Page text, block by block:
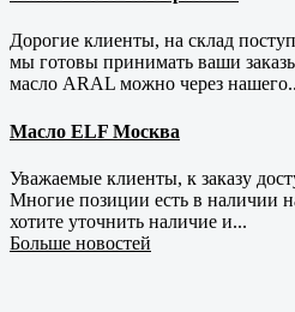
Дорогие клиенты, на склад
мы готовы принимать ваши
масло ARAL можно через
Масло ELF Москва
Уважаемые клиенты, к заказу
Многие позиции есть в наличии
хотите уточнить наличие и...
Больше новостей